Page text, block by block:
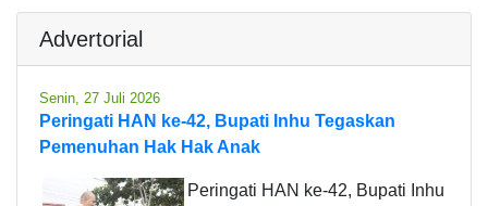
Advertorial
Senin, 27 Juli 2026
Peringati HAN ke-42, Bupati Inhu Tegaskan
Pemenuhan Hak Hak Anak
Peringati HAN ke-42, Bupati Inhu